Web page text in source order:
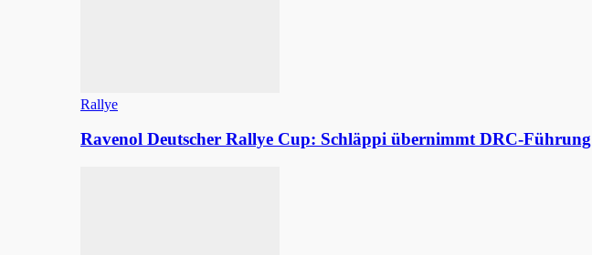
Rallye
Ravenol Deutscher Rallye Cup: Schläppi übernimmt DRC-Führung